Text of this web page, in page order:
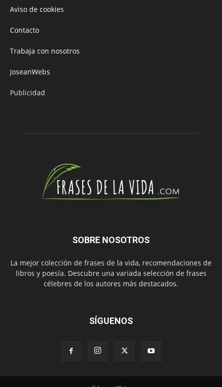
Aviso de cookies
Contacto
Trabaja con nosotros
JoseanWebs
Publicidad
SOBRE NOSOTROS
La mejor colección de frases de la vida, recomendaciones de
libros y poesía. Descubre una variada selección de frases
célebres de los autores más destacados.
SÍGUENOS